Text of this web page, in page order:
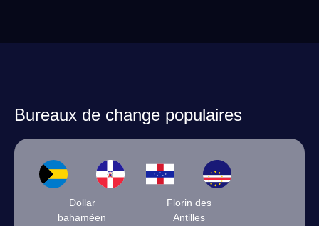
Bureaux de change populaires
Dollar
bahaméen
Florin des
Antilles